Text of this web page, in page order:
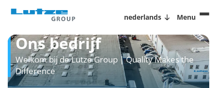
nederlands Menu
Ons bedrijf
Welkom bij de Lutze Group | Quality Makes the
Difference